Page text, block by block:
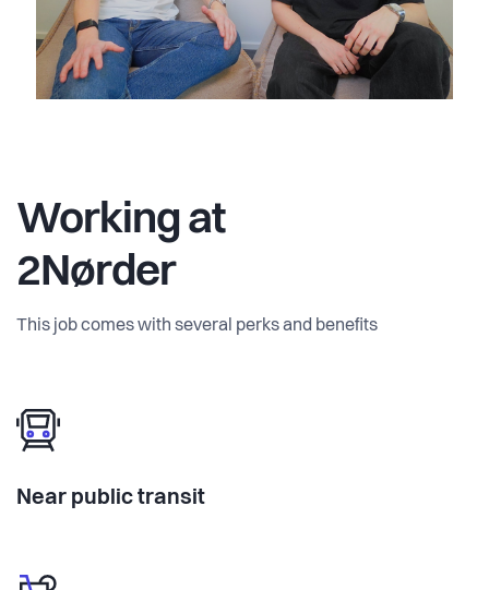
Working at
2Nørder
This job comes with several perks and benefits
Near public transit